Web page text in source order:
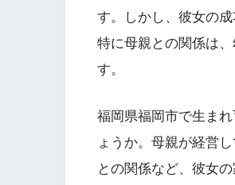
す。しかし、彼女の
特に母親との関係は
す。
福岡県福岡市で生ま
ょうか。母親が経営
との関係など、彼女